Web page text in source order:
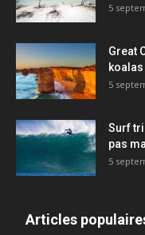
5
Great
5
Surf
pas
5
Articles